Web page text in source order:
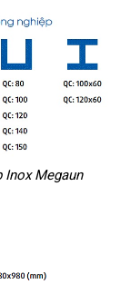
Inox Megaun